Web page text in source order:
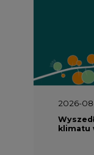
2026-
klimatu